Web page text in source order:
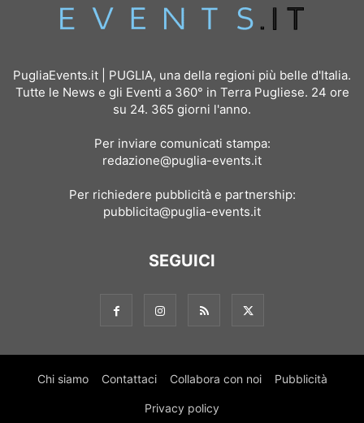
PugliaEvents.it | PUGLIA, una della regioni più belle d'Italia.
Tutte le News e gli Eventi a 360° in Terra Pugliese. 24 ore
su 24. 365 giorni l'anno.
Per inviare comunicati stampa:
redazione@puglia-events.it
Per richiedere pubblicità e partnership:
pubblicita@puglia-events.it
SEGUICI
Chi siamo Contattaci Collabora con noi Pubblicità
Privacy policy